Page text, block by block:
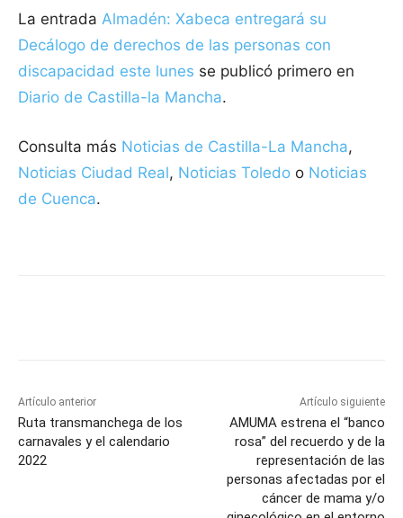
La entrada Almadén: Xabeca entregará su
Decálogo de derechos de las personas con
discapacidad este lunes se publicó primero en
Diario de Castilla-la Mancha.
Consulta más Noticias de Castilla-La Mancha,
Noticias Ciudad Real, Noticias Toledo o Noticias
de Cuenca.
Artículo anterior
Ruta transmanchega de los
carnavales y el calendario
2022
Artículo siguiente
AMUMA estrena el “banco
rosa” del recuerdo y de la
representación de las
personas afectadas por el
cáncer de mama y/o